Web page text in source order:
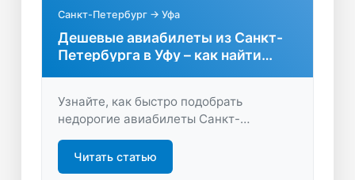
Санкт-Петербург → Уфа
Дешевые авиабилеты из Санкт-
Петербурга в Уфу – как найти
Узнайте, как быстро подобрать
недорогие авиабилеты Санкт-
Петербург – Уфа, сравнить цены разных
авиакомпаний и купить билет онлайн.
Экономьте время и деньги на поиске
Читать статью